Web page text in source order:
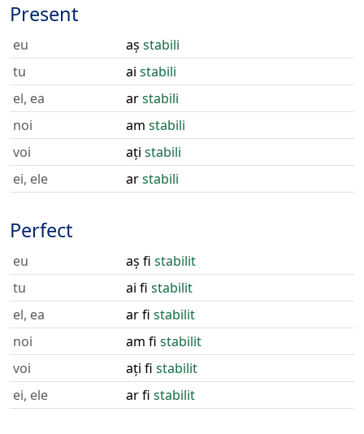
Present
eu aș stabili
tu
ai stabili
el, ea
arstabili
noi
am stabili
voi
ați stabili
ei, ele
arstabili
Perfect
eu aș fi stabilit
tu
ai fi stabilit
el, ea
ar fi stabilit
noi
am fi stabilit
voi
ați fi stabilit
ei, ele
ar fi stabilit